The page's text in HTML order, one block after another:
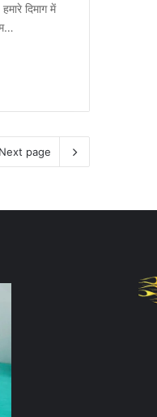
दिमाग में
Next page